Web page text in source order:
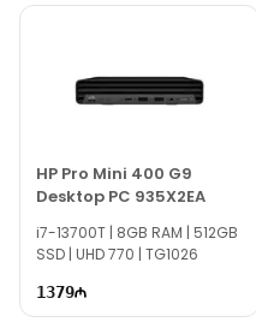
HP Pro Mini 400 G9
Desktop PC 935X2EA
i7-13700T | 8GB RAM | 512GB
SSD | UHD 770 | TG1026
1379